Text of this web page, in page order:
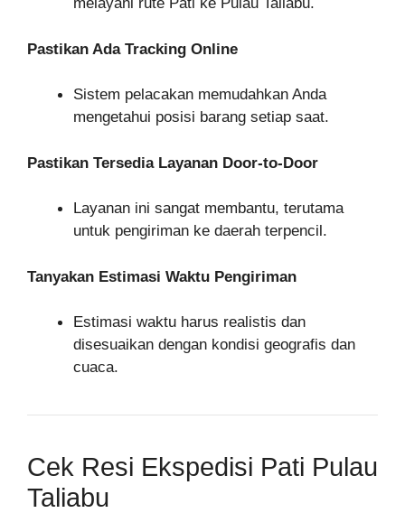
Pastikan Ada Tracking Online
Sistem pelacakan memudahkan Anda
mengetahui posisi barang setiap saat.
Pastikan Tersedia Layanan Door-to-Door
Layanan ini sangat membantu, terutama
untuk pengiriman ke daerah terpencil.
Tanyakan Estimasi Waktu Pengiriman
Estimasi waktu harus realistis dan
disesuaikan dengan kondisi geografis dan
cuaca.
Cek Resi Ekspedisi Pati Pulau
Taliabu